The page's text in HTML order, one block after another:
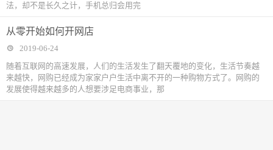
法，却不是长久之计，手机总归会用完
从零开始如何开网店
2019-06-24
随着互联网的高速发展，人们的生活发生了翻天覆地的变化，生活节奏越
来越快，网购已经成为家家户户生活中离不开的一种购物方式了。网购的
发展使得越来越多的人想要涉足电商事业，那